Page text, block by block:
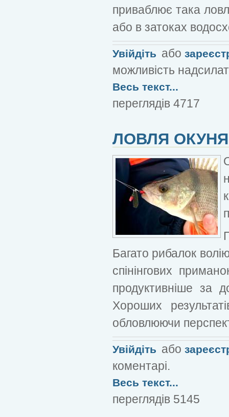
приваблює така
або в затоках
Увійдіть або
можливість
Весь текст...
переглядів 4717
ЛОВЛЯ
Багато рибалок
спінінгових
продуктивніше за
Хороших
обловлюючи
Увійдіть або
коментарі.
Весь текст...
переглядів 5145